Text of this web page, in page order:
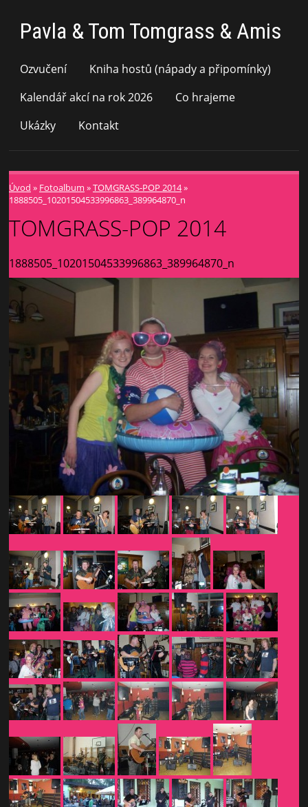
Pavla & Tom Tomgrass & Amis
Ozvučení
Kniha hostů (nápady a připomínky)
Kalendář akcí na rok 2026
Co hrajeme
Ukázky
Kontakt
Úvod » Fotoalbum »TOMGRASS-POP 2014»
1888505_10201504533996863_389964870_n
TOMGRASS-POP 2014
1888505_10201504533996863_389964870_n